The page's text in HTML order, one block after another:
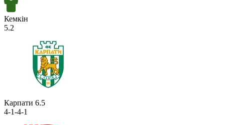
Кемкін
5.2
Карпати 6.5
4-1-4-1